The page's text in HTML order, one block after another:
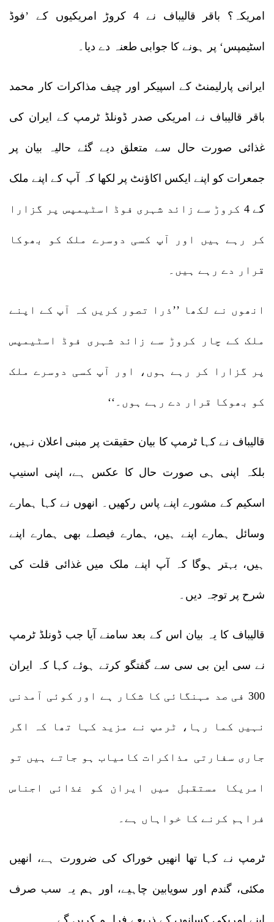
امریکہ؟ باقر قالیباف نے 4 کروڑ امریکیوں کے ’فوڈ
اسٹیمپس‘ پر ہونے کا جوابی طعنہ دے دیا۔
ایرانی پارلیمنٹ کے اسپیکر اور چیف مذاکرات کار محمد
باقر قالیباف نے امریکی صدر ڈونلڈ ٹرمپ کے ایران کی
غذائی صورت حال سے متعلق دیے گئے حالیہ بیان پر
جمعرات کو اپنے ایکس اکاؤنٹ پر لکھا کہ آپ کے اپنے ملک
کے 4 کروڑ سے زائد شہری فوڈ اسٹیمپس پر گزارا
کر رہے ہیں اور آپ کسی دوسرے ملک کو بھوکا
قرار دے رہے ہیں۔
انھوں نے لکھا ’’ذرا تصور کریں کہ آپ کے اپنے
ملک کے چار کروڑ سے زائد شہری فوڈ اسٹیمپس
پر گزارا کر رہے ہوں، اور آپ کسی دوسرے ملک
کو بھوکا قرار دے رہے ہوں۔‘‘
قالیباف نے کہا ٹرمپ کا بیان حقیقت پر مبنی اعلان نہیں،
بلکہ اپنی ہی صورت حال کا عکس ہے، اپنی اسنیپ
اسکیم کے مشورے اپنے پاس رکھیں۔ انھوں نے کہا ہمارے
وسائل ہمارے اپنے ہیں، ہمارے فیصلے بھی ہمارے اپنے
ہیں، بہتر ہوگا کہ آپ اپنے ملک میں غذائی قلت کی
شرح پر توجہ دیں۔
قالیباف کا یہ بیان اس کے بعد سامنے آیا جب ڈونلڈ ٹرمپ
نے سی این بی سی سے گفتگو کرتے ہوئے کہا کہ ایران
300 فی صد مہنگائی کا شکار ہے اور کوئی آمدنی
نہیں کما رہا، ٹرمپ نے مزید کہا تھا کہ اگر
جاری سفارتی مذاکرات کامیاب ہو جاتے ہیں تو
امریکا مستقبل میں ایران کو غذائی اجناس
فراہم کرنے کا خواہاں ہے۔
ٹرمپ نے کہا تھا انھیں خوراک کی ضرورت ہے، انھیں
مکئی، گندم اور سویابین چاہیے، اور ہم یہ سب صرف
اپنے امریکی کسانوں کے ذریعے فراہم کریں گے۔